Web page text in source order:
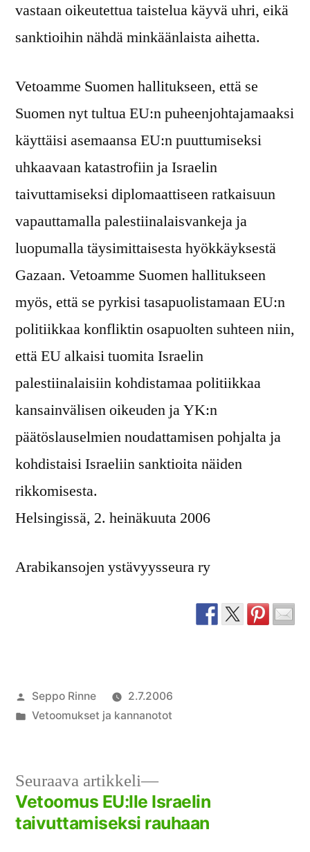
vastaan oikeutettua taistelua käyvä uhri, eikä
sanktioihin nähdä minkäänlaista aihetta.
Vetoamme Suomen hallitukseen, että se
Suomen nyt tultua EU:n puheenjohtajamaaksi
käyttäisi asemaansa EU:n puuttumiseksi
uhkaavaan katastrofiin ja Israelin
taivuttamiseksi diplomaattiseen ratkaisuun
vapauttamalla palestiinalaisvankeja ja
luopumalla täysimittaisesta hyökkäyksestä
Gazaan. Vetoamme Suomen hallitukseen
myös, että se pyrkisi tasapuolistamaan EU:n
politiikkaa konfliktin osapuolten suhteen niin,
että EU alkaisi tuomita Israelin
palestiinalaisiin kohdistamaa politiikkaa
kansainvälisen oikeuden ja YK:n
päätöslauselmien noudattamisen pohjalta ja
kohdistaisi Israeliin sanktioita näiden
rikkomisesta.
Helsingissä, 2. heinäkuuta 2006
Arabikansojen ystävyysseura ry
Artikkelin
julkaisija
Seppo Rinne
2.7.2006
Julkaistu
Vetoomukset ja kannanotot
Artikkelien
Seuraava artikkeli
Seuraava
artikkeli:
Vetoomus EU:lle Israelin
taivuttamiseksi rauhaan